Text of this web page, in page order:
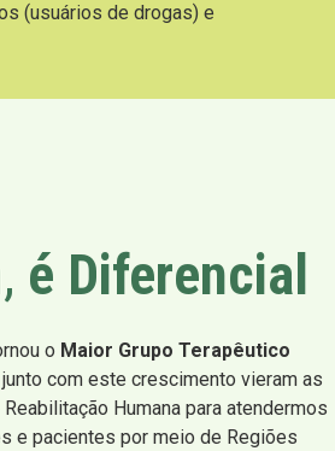
(usuários de drogas) e
é Diferencial
o Maior Grupo Terapêutico
com este crescimento vieram as
Humana para atendermos
e pacientes por meio de Regiões